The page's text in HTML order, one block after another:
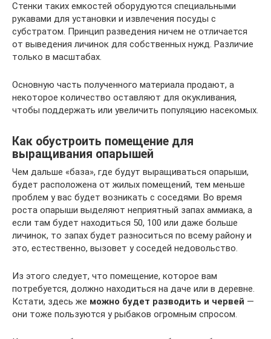
Стенки таких емкостей оборудуются специальными
рукавами для установки и извлечения посуды с
субстратом. Принцип разведения ничем не отличается
от выведения личинок для собственных нужд. Различие
только в масштабах.
Основную часть полученного материала продают, а
некоторое количество оставляют для окукливания,
чтобы поддержать или увеличить популяцию насекомых.
Как обустроить помещение для
выращивания опарышей
Чем дальше «база», где будут выращиваться опарыши,
будет расположена от жилых помещений, тем меньше
проблем у вас будет возникать с соседями. Во время
роста опарыши выделяют неприятный запах аммиака, а
если там будет находиться 50, 100 или даже больше
личинок, то запах будет разноситься по всему району и
это, естественно, вызовет у соседей недовольство.
Из этого следует, что помещение, которое вам
потребуется, должно находиться на даче или в деревне.
Кстати, здесь же можно будет разводить и червей —
они тоже пользуются у рыбаков огромным спросом.